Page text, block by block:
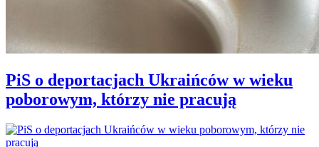
PiS o deportacjach Ukraińców w wieku
poborowym, którzy nie pracują